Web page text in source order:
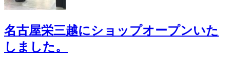
名古屋栄三越にショップオープンいた
しました。